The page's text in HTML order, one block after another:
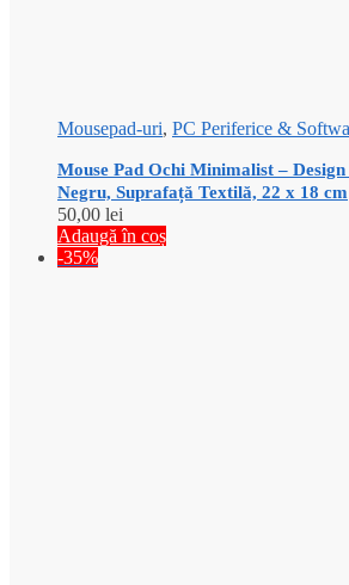
Mousepad-uri, PC Periferice &
Mouse Pad Ochi Minimalist –
Negru, Suprafață Textilă, 22 x 18 cm
50,00 lei
Adaugă în coș
-35%